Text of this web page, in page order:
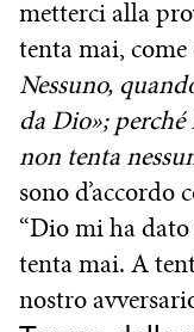
metterci alla
tenta mai,
Nessuno,
da Dio»;
non tenta
sono d’accordo
“Dio mi ha
tenta mai. A
nostro